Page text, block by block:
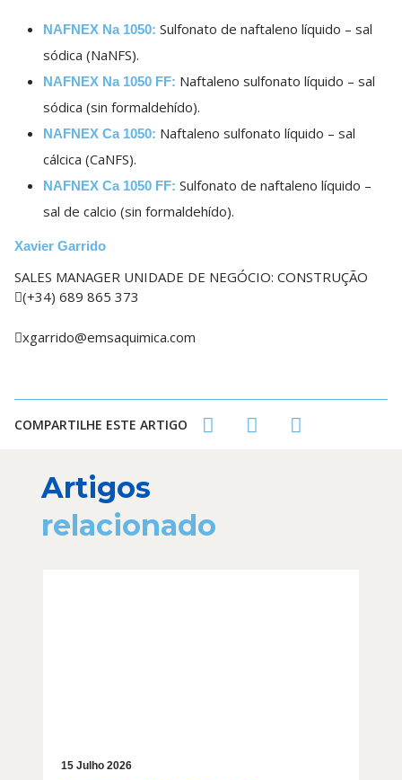
NAFNEX Na 1050: Sulfonato de naftaleno líquido – sal
sódica (NaNFS).
NAFNEX Na 1050 FF: Naftaleno sulfonato líquido – sal
sódica (sin formaldehído).
NAFNEX Ca 1050: Naftaleno sulfonato líquido – sal
cálcica (CaNFS).
NAFNEX Ca 1050 FF: Sulfonato de naftaleno líquido –
sal de calcio (sin formaldehído).
Xavier Garrido
SALES MANAGER UNIDADE DE NEGÓCIO: CONSTRUÇÃO
(+34) 689 865 373
xgarrido@emsaquimica.com
COMPARTILHE ESTE ARTIGO
Artigos
relacionado
15 Julho 2026